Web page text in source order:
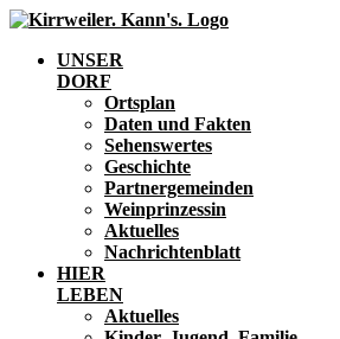
UNSER
DORF
Ortsplan
Daten und Fakten
Sehenswertes
Geschichte
Partnergemeinden
Weinprinzessin
Aktuelles
Nachrichtenblatt
HIER
LEBEN
Aktuelles